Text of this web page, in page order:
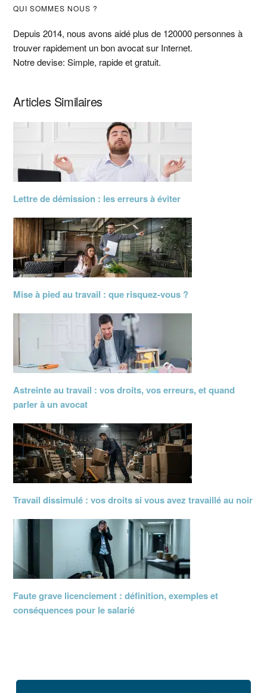
Barre
latérale
principale
QUI SOMMES NOUS ?
Depuis 2014, nous avons aidé plus de 120000 personnes à
trouver rapidement un bon avocat sur Internet.
Notre devise: Simple, rapide et gratuit.
Articles Similaires
Lettre de démission : les erreurs à éviter
Mise à pied au travail : que risquez‑vous ?
Astreinte au travail : vos droits, vos erreurs, et quand
parler à un avocat
Travail dissimulé : vos droits si vous avez travaillé au noir
Faute grave licenciement : définition, exemples et
conséquences pour le salarié